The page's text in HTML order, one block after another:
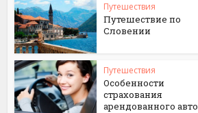
Путешествия
Путешествие по
Словении
Путешествия
Особенности
страхования
арендованного авто